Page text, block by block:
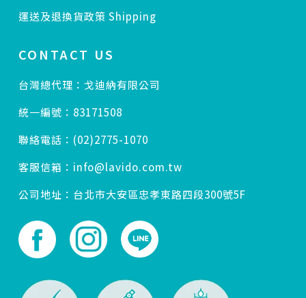
運送及退換貨政策 Shipping
CONTACT US
台灣總代理：戈迪納有限公司
統一編號：83171508
聯絡電話：(02)2775-1070
客服信箱：info@lavido.com.tw
公司地址：台北市大安區忠孝東路四段300號5F